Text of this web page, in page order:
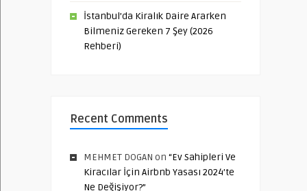
İstanbul’da Kiralık Daire Ararken
Bilmeniz Gereken 7 Şey (2026
Rehberi)
Recent Comments
MEHMET DOGAN on “Ev Sahipleri Ve
Kiracılar İçin Airbnb Yasası 2024’te
Ne Değişiyor?”